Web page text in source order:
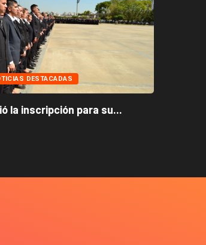
DESTACADAS
la inscripción para su...